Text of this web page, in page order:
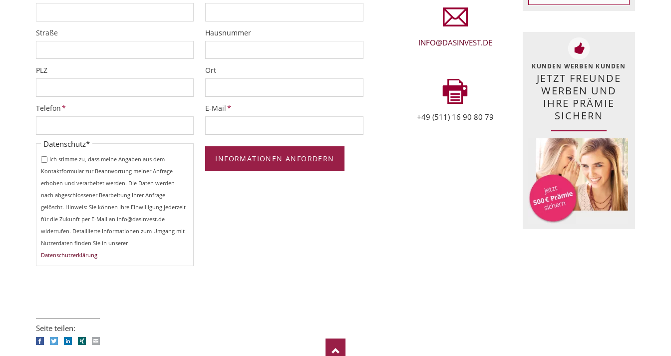
Straße Hausnummer
PLZ Ort
Pflichtfeld
Telefon* Pflichtfeld
E-Mail*
Pflichtfeld
Datenschutz*
Ich stimme zu, dass meine Angaben aus dem
Kontaktformular zur Beantwortung meiner Anfrage
erhoben und verarbeitet werden. Die Daten werden
nach abgeschlossener Bearbeitung Ihrer Anfrage
gelöscht. Hinweis: Sie können Ihre Einwilligung jederzeit
für die Zukunft per E-Mail an info@dasinvest.de
widerrufen. Detaillierte Informationen zum Umgang mit
Nutzerdaten finden Sie in unserer
Datenschutzerklärung
INFORMATIONEN ANFORDERN
INFO@DASINVEST.DE
+49 (511) 16 90 80 79
KUNDEN WERBEN KUNDEN
JETZT FREUNDE
WERBEN UND
IHRE PRÄMIE
SICHERN
Seite teilen:
FacebookTwitterLinkedIn
Xing